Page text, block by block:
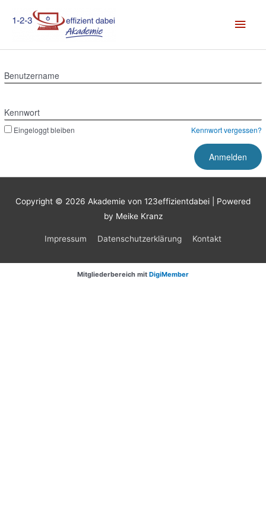
Inhalt
Benutzername
Kennwort
Eingeloggt bleiben Kennwort vergessen?
Copyright © 2026 Akademie von 123effizientdabei | Powered
by Meike Kranz
Impressum Datenschutzerklärung Kontakt
Mitgliederbereich mit DigiMember